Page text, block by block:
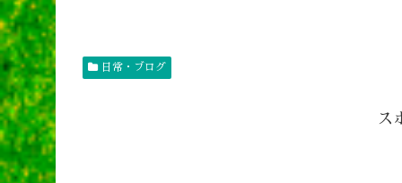
日常・ブログ
ス